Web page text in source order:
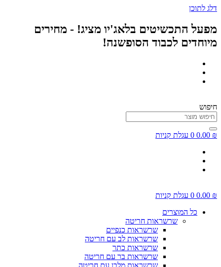
דלג לתוכן
מפעל התכשיטים בלאג'יו מציג! - מחירים
מיוחדים לכבוד הסופשנה!
חיפוש
0.00 ₪
0 עגלת קניות
0.00 ₪
0 עגלת קניות
כל המוצרים
שרשראות חריטה
שרשראות כנפיים
שרשראות לב עם חריטה
שרשראות כתר
שרשראות בר עם חריטה
שרשראות מלבן עם חריטה